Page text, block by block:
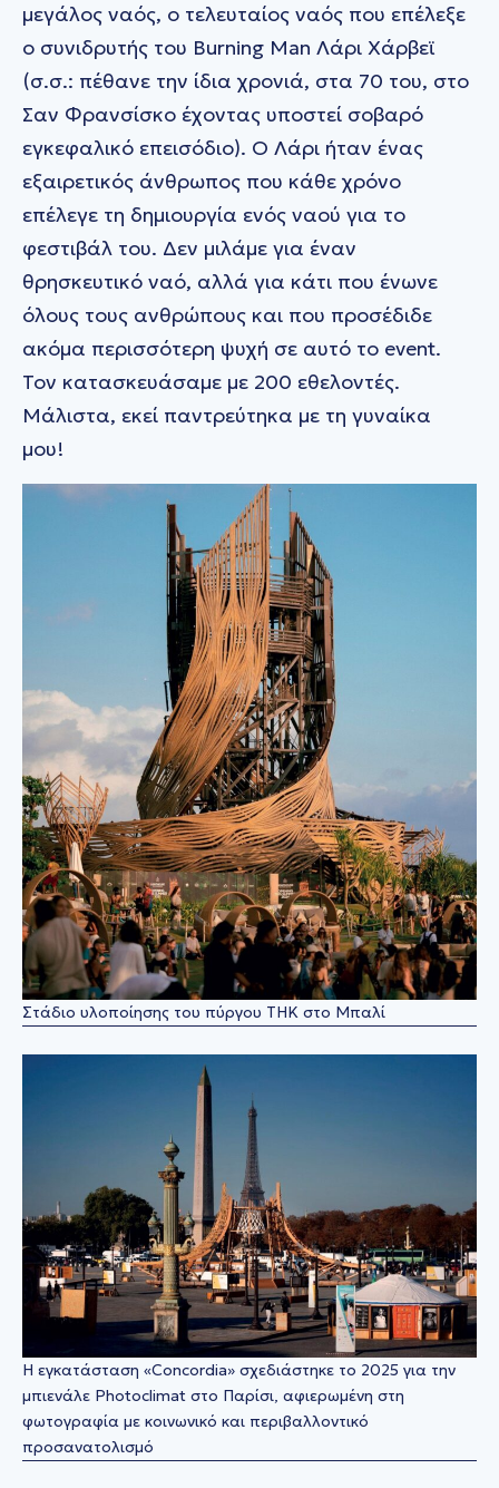
μεγάλος ναός, ο τελευταίος ναός που επέλεξε
ο συνιδρυτής του Burning Man Λάρι Χάρβεϊ
(σ.σ.: πέθανε την ίδια χρονιά, στα 70 του, στο
Σαν Φρανσίσκο έχοντας υποστεί σοβαρό
εγκεφαλικό επεισόδιο). Ο Λάρι ήταν ένας
εξαιρετικός άνθρωπος που κάθε χρόνο
επέλεγε τη δημιουργία ενός ναού για το
φεστιβάλ του. Δεν μιλάμε για έναν
θρησκευτικό ναό, αλλά για κάτι που ένωνε
όλους τους ανθρώπους και που προσέδιδε
ακόμα περισσότερη ψυχή σε αυτό το event.
Τον κατασκευάσαμε με 200 εθελοντές.
Mάλιστα, εκεί παντρεύτηκα με τη γυναίκα
μου!
Στάδιο υλοποίησης του πύργου THK στο Μπαλί
Η εγκατάσταση «Concordia» σχεδιάστηκε το 2025 για την
μπιενάλε Photoclimat στο Παρίσι, αφιερωμένη στη
φωτογραφία με κοινωνικό και περιβαλλοντικό
προσανατολισμό